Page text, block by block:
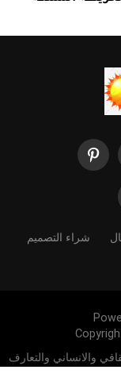
شراء التصميم
والانساني والتعارف